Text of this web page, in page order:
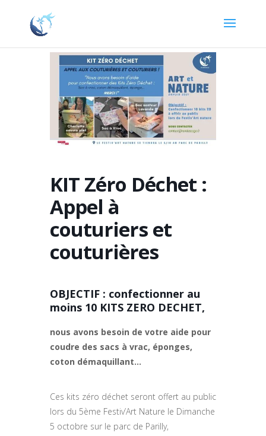
KIT Zéro Déchet :
Appel à
couturiers et
couturières
OBJECTIF : confectionner au
moins 10 KITS ZERO DECHET,
nous avons besoin de votre aide pour
coudre des sacs à vrac, éponges,
coton démaquillant…
Ces kits zéro déchet seront offert au public
lors du 5ème Festiv’Art Nature le Dimanche
5 octobre sur le parc de Parilly,